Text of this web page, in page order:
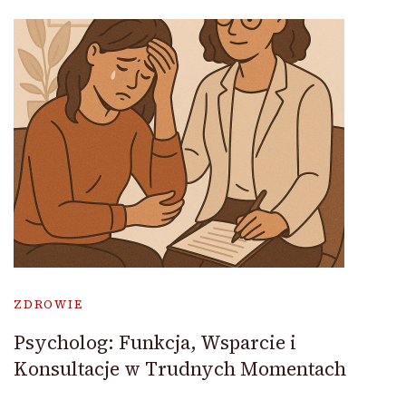
ZDROWIE
Psycholog: Funkcja, Wsparcie i
Konsultacje w Trudnych Momentach